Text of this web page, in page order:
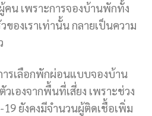
คน เพราะการจองบ้านพักทั้ง
องเราเท่านั้น กลายเป็นความ
ารเลือกพักผ่อนแบบจองบ้าน
เองจากพื้นที่เสี่ยง เพราะช่วง
ยังคงมีจำนวนผู้ติดเชื้อเพิ่ม